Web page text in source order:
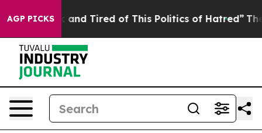
AGP PICKS
and Tired of This Politics of Hatred” The Story